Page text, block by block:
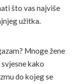
što vas najviše
užitka.
Mnoge žene
kako
do kojeg se